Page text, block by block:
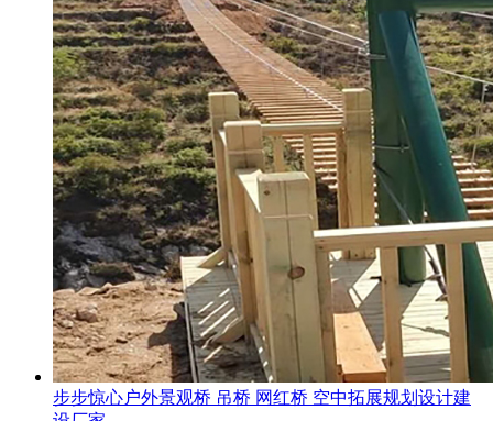
步步惊心户外景观桥 吊桥 网红桥 空中拓展规划设计建